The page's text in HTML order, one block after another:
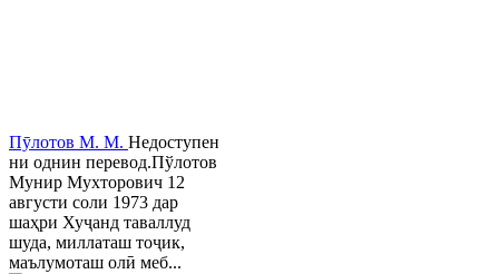
Пӯлотов М. М. Недоступен
ни однин перевод.Пўлотов
Мунир Мухторович 12
августи соли 1973 дар
шаҳри Хуҷанд таваллуд
шуда, миллаташ тоҷик,
маълумоташ олӣ меб...